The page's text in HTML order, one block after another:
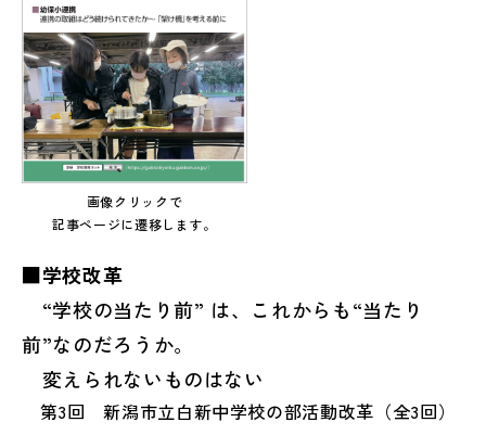
画像クリックで
記事ページに遷移します。
■学校改革
“学校の当たり前” は、これからも“当たり
前”なのだろうか。
変えられないものはない
第3回 新潟市立白新中学校の部活動改革（全3回）